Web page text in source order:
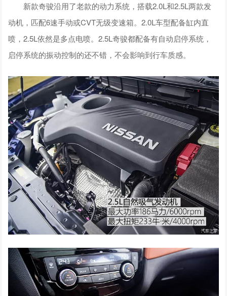
新款奇骏沿用了老款的动力系统，搭载2.0L和2.5L两款发
动机，匹配6速手动或CVT无级变速箱。2.0L车型配备缸内直
喷，2.5L依然是多点电喷。2.5L奇骏都配备有自动启停系统，
启停系统的振动控制的还不错，不会影响到行车质感。